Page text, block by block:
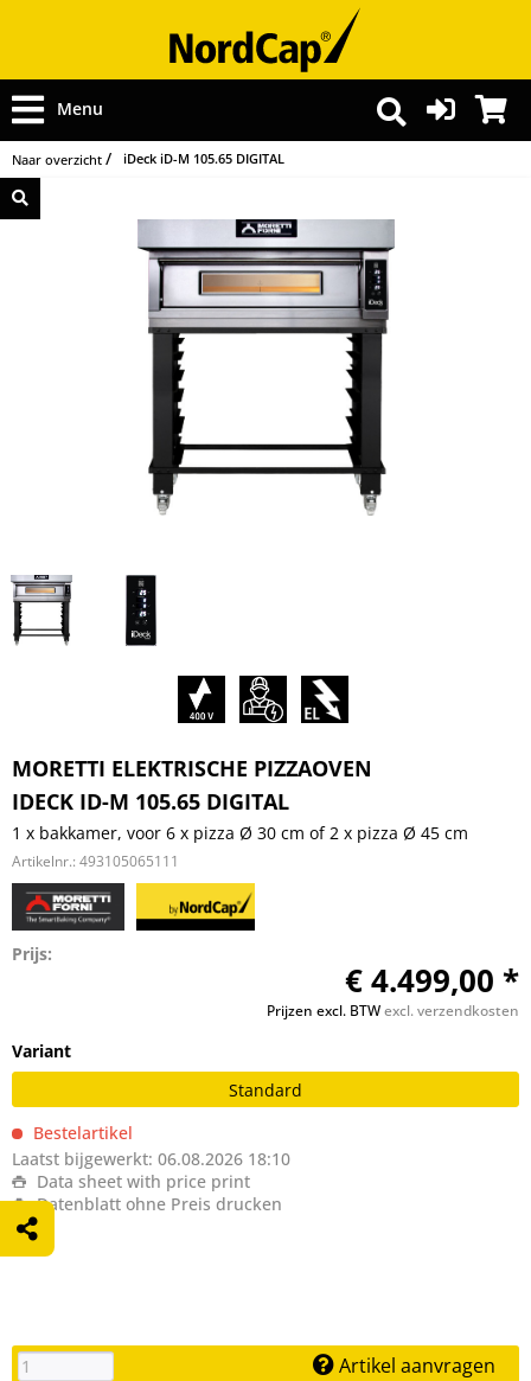
Menu
Naar overzicht iDeck iD-M 105.65 DIGITAL
MORETTI ELEKTRISCHE PIZZAOVEN
IDECK ID-M 105.65 DIGITAL
1 x bakkamer, voor 6 x pizza Ø 30 cm of 2 x pizza Ø 45 cm
Artikelnr.: 493105065111
Prijs:
€ 4.499,00 *
Prijzen excl. BTWexcl. verzendkosten
Variant
Standard
Bestelartikel
Laatst bijgewerkt: 06.08.2026 18:10
Data sheet with price print
Datenblatt ohne Preis drucken
Artikel aanvragen